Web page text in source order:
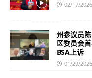
02/17/2026
州参议员
区委员会
BSA上诉
01/29/2026